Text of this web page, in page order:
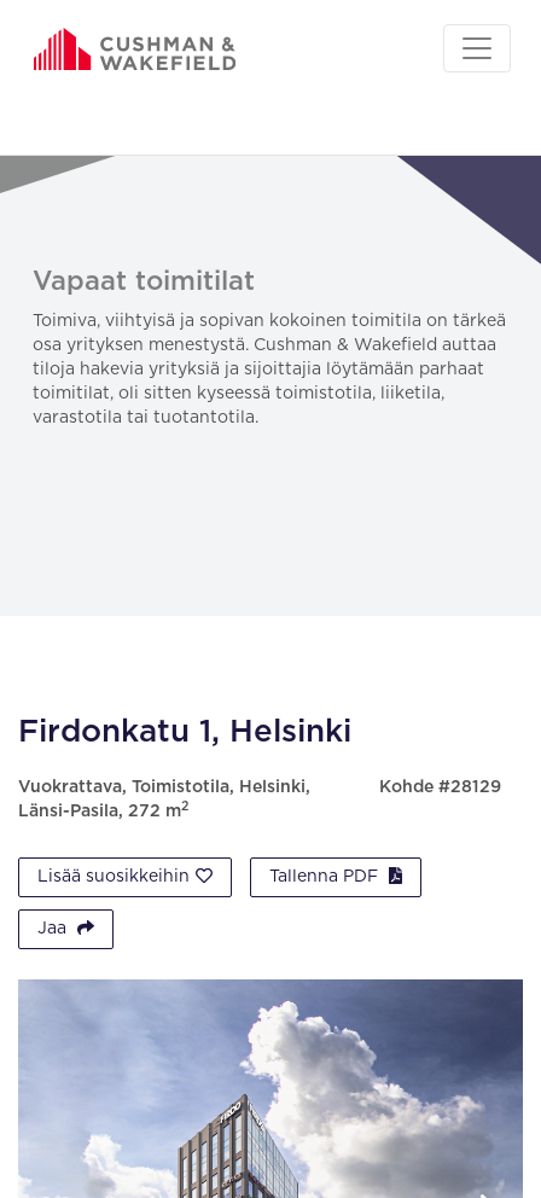
Vapaat toimitilat
Toimiva, viihtyisä ja sopivan kokoinen toimitila on tärkeä
osa yrityksen menestystä. Cushman & Wakefield auttaa
tiloja hakevia yrityksiä ja sijoittajia löytämään parhaat
toimitilat, oli sitten kyseessä toimistotila, liiketila,
varastotila tai tuotantotila.
Firdonkatu 1, Helsinki
Vuokrattava, Toimistotila, Helsinki,
Länsi-Pasila, 272 m2
Kohde #28129
Lisää suosikkeihin Tallenna PDF
Jaa